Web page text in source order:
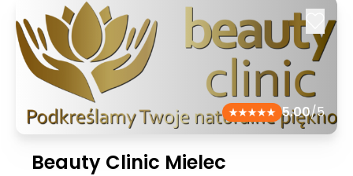
5.00/5
Beauty Clinic Mielec